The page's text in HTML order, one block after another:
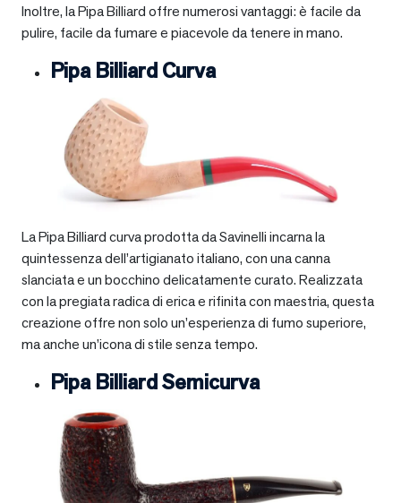
Inoltre, la Pipa Billiard offre numerosi vantaggi: è facile da
pulire, facile da fumare e piacevole da tenere in mano.
Pipa Billiard Curva
La Pipa Billiard curva prodotta da Savinelli incarna la
quintessenza dell’artigianato italiano, con una canna
slanciata e un bocchino delicatamente curato. Realizzata
con la pregiata radica di erica e rifinita con maestria, questa
creazione offre non solo un’esperienza di fumo superiore,
ma anche un’icona di stile senza tempo.
Pipa Billiard Semicurva